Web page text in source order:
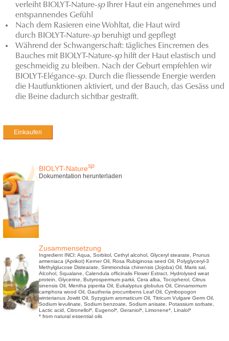
verleiht BIOLYT-Nature-spIhrer Haut ein angenehmes und
entspannendes Gefühl
Nach dem Rasieren eine Wohltat, die Haut wird
durch BIOLYT-Nature-spberuhigt und gepflegt
Während der Schwangerschaft: tägliches Eincremen des
Bauches mit BIOLYT-Nature-sphilft der Haut elastisch und
geschmeidig zu bleiben. Nach der Geburt empfehlen wir
BIOLYT-Elégance-sp. Durch die fliessende Energie werden
die Hautfunktionen aktiviert, und der Bauch, das Gesäss und
die Beine dadurch sichtbar gestrafft.
Einkaufen
BIOLYT-Naturesp
Dokumentation herunterladen
Zusammensetzung
Ingredient INCI: Aqua, Sorbitol, Cethyl alcohol, Glyceryl stearate, Prunus
armeniaca (Aprikot) Kerner Oil, Rosa Rubiginosa seed Oil, Polyglyceryl-3
Methylglucose Distearate, Simmondsia chinensis (Jojoba) Oil, Maris sal,
Alcohol, Squalane, Calendula officinalis Flower Extract, Hydrolysed weat
protein, Glycerine, Butyrospermum parkii, Cera alba, Tocopherol, Citrus
sinensis Oil, Mentha piperita Oil, Eukalyptus globulus Oil, Cinnamomum
camphora wood Oil, Gautheria procumbens Leaf Oil, Cymbopogon
winterianus Jowitt Oil, Syzygium aromaticum Oil, Titricum Vulgare Germ Oil,
Sodium levulinate, Sodium benzoate, Sodium anisate, Potassium sorbate,
Lactic acid, Citronellol*, Eugenol*, Geraniol*, Limonene*, Linalol*
* from natural essential oils